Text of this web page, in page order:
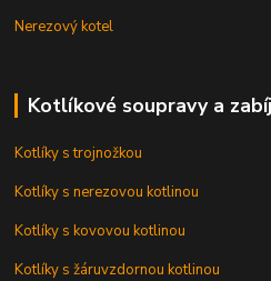
Nerezový kotel
Kotlíkové soupravy a
Kotlíky s trojnožkou
Kotlíky s nerezovou kotlinou
Kotlíky s kovovou kotlinou
Kotlíky s žáruvzdornou kotlinou